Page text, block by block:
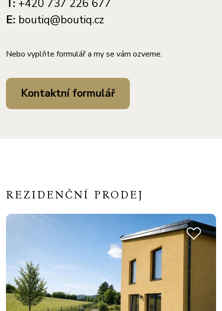
T: +420 737 226 677
E: boutiq@boutiq.cz
Nebo vyplňte formulář a my se vám ozveme.
Kontaktní formulář
REZIDENČNÍ PRODEJ